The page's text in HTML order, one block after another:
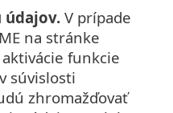
údajov. V prípade
na stránke
aktivácie funkcie
súvislosti
zhromažďovať